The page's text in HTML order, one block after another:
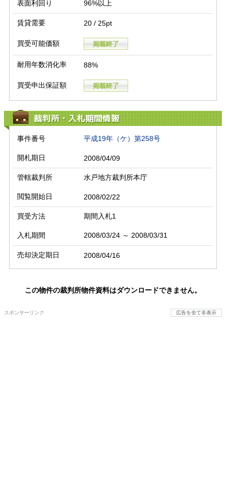
表面利回り 96%以上
賃貸需要 20 / 25pt
買受可能価額
耐用年数消化率 88%
買受申出保証額
裁判所・入札期間情報
事件番号 平成19年（ケ）第258号
開札期日 2008/04/09
管轄裁判所 水戸地方裁判所本庁
閲覧開始日 2008/02/22
買受方法 期間入札1
入札期間 2008/03/24 ～ 2008/03/31
売却決定期日 2008/04/16
この物件の裁判所物件資料はダウンロードできません。
スポンサーリンク 広告を全て非表示